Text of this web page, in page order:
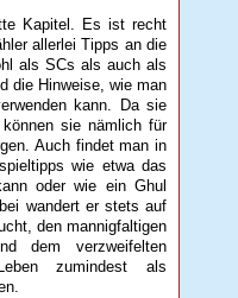
Kapitel. Es ist recht
allerlei Tipps an die
als SCs als auch als
die Hinweise, wie man
kann. Da sie
sie nämlich für
Auch findet man in
wie etwa das
oder wie ein Ghul
wandert er stets auf
den mannigfaltigen
dem verzweifelten
zumindest als